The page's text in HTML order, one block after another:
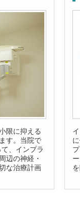
限に抑える
す。当院で
、インプラ
辺の神経・
な治療計画